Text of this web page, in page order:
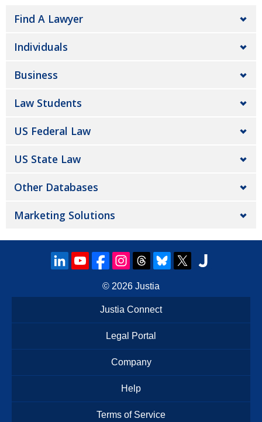
Find A Lawyer
Individuals
Business
Law Students
US Federal Law
US State Law
Other Databases
Marketing Solutions
© 2026 Justia
Justia Connect
Legal Portal
Company
Help
Terms of Service